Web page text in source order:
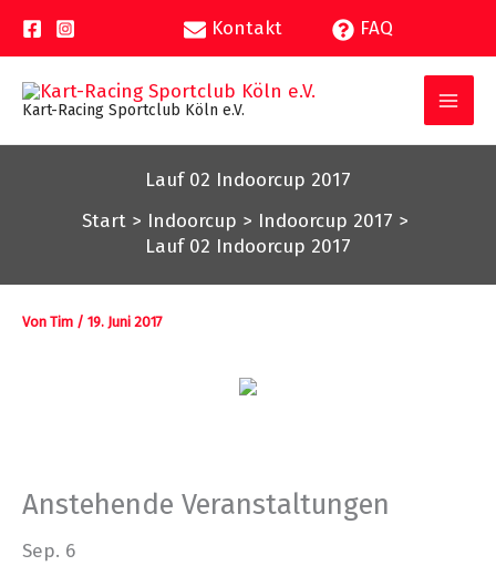
Inhalt
Kontakt FAQ
Kart-Racing Sportclub Köln e.V.
Lauf 02 Indoorcup 2017
Start
Indoorcup
Indoorcup 2017
Lauf 02 Indoorcup 2017
Von Tim / 19. Juni 2017
Anstehende Veranstaltungen
Sep. 6